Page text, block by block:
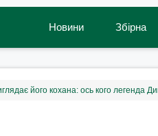
Новини Збірна
його кохана: ось кого легенда